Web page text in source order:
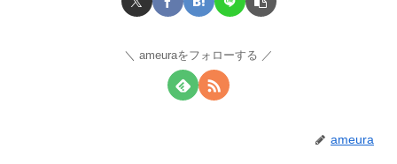
ameuraをフォローする
ameura